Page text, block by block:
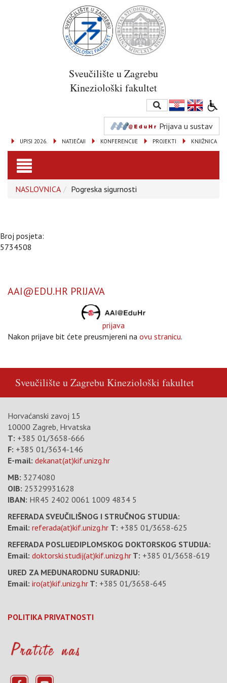
Sveučilište u Zagrebu
Kineziološki fakultet
Prijava u sustav
KNJIŽNICA
PROJEKTI
KONFERENCIJE
NATJEČAJI
UPISI 2026.
Toggle
navigation
NASLOVNICA Pogreska sigurnosti
Broj posjeta:
5734508
AAI@EDU.HR PRIJAVA
prijava
Nakon prijave bit ćete preusmjereni na ovu stranicu.
Sveučilište u ZagrebuKineziološki fakultet
Horvaćanski zavoj 15
10000 Zagreb, Hrvatska
T: +385 01/3658-666
F: +385 01/3634-146
E-mail: dekanat(at)kif.unizg.hr
MB: 3274080
OIB: 25329931628
IBAN: HR45 2402 0061 1009 4834 5
REFERADA SVEUČILIŠNOG I STRUČNOG STUDIJA:
Email: referada(at)kif.unizg.hr T: +385 01/3658-625
REFERADA POSLIJEDIPLOMSKOG DOKTORSKOG STUDIJA:
Email: doktorski.studij(at)kif.unizg.hr T: +385 01/3658-619
URED ZA MEĐUNARODNU SURADNJU:
Email: iro(at)kif.unizg.hr T: +385 01/3658-645
POLITIKA PRIVATNOSTI